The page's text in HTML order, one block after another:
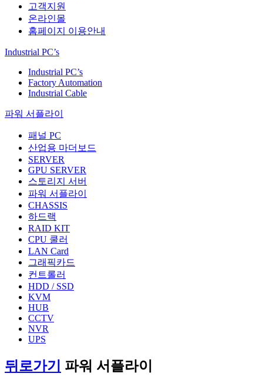
고객지원
온라인몰
홈페이지 이용안내
Industrial PC’s
Industrial PC’s
Factory Automation
Industrial Cable
파워 서플라이
패널 PC
산업용 마더보드
SERVER
GPU SERVER
스토리지 서버
파워 서플라이
CHASSIS
하드랙
RAID KIT
CPU 쿨러
LAN Card
그래픽카드
컨트롤러
HDD / SSD
KVM
HUB
CCTV
NVR
UPS
뒤로가기 파워 서플라이